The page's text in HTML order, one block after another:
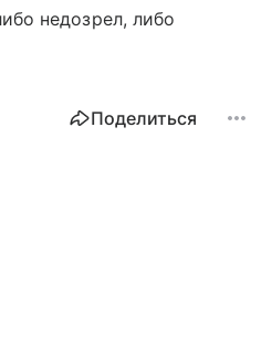
недозрел, либо
Поделиться